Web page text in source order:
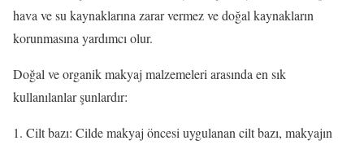
hava ve su kaynaklarına zarar vermez ve doğal kaynakların
korunmasına yardımcı olur.
Doğal ve organik makyaj malzemeleri arasında en sık
kullanılanlar şunlardır:
Cilt bazı: Cilde makyaj öncesi uygulanan cilt bazı, makyajın